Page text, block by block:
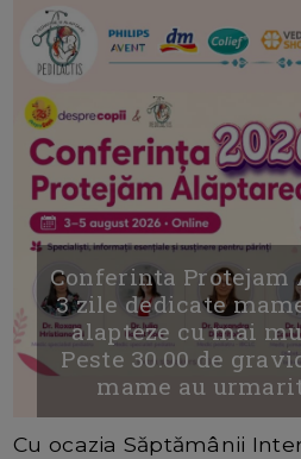
Conferinta Protejam
3 zile dedicate
alapteze cu mai
Peste 30.00 de
mame au
Cu ocazia Săptămânii